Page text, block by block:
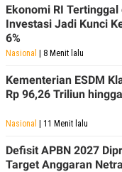
G
A
N
A
E
T
K
E
R
J
A
E
T
E
P
A
D
V
Ekonomi RI Tertinggal
Investasi Jadi Kunci
6%
Nasional | 8 Menit lalu
Kementerian ESDM
Rp 96,26 Triliun
Nasional | 11 Menit lalu
Defisit APBN 2027
Target Anggaran